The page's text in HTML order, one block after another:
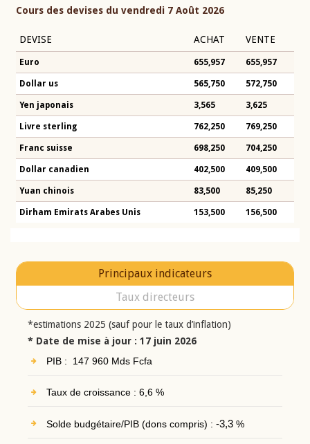
Cours des devises du vendredi 7 Août 2026
DEVISE ACHAT VENTE
Euro 655,957 655,957
Dollar us 565,750 572,750
Yen japonais 3,565 3,625
Livre sterling 762,250 769,250
Franc suisse 698,250 704,250
Dollar canadien 402,500 409,500
Yuan chinois 83,500 85,250
Dirham Emirats Arabes Unis 153,500 156,500
Principaux indicateurs
Taux directeurs
*estimations 2025 (sauf pour le taux d’inflation)
* Date de mise à jour : 17 juin 2026
PIB : 147 960 Mds Fcfa
Taux de croissance : 6,6 %
Solde budgétaire/PIB (dons compris) : -3,3%